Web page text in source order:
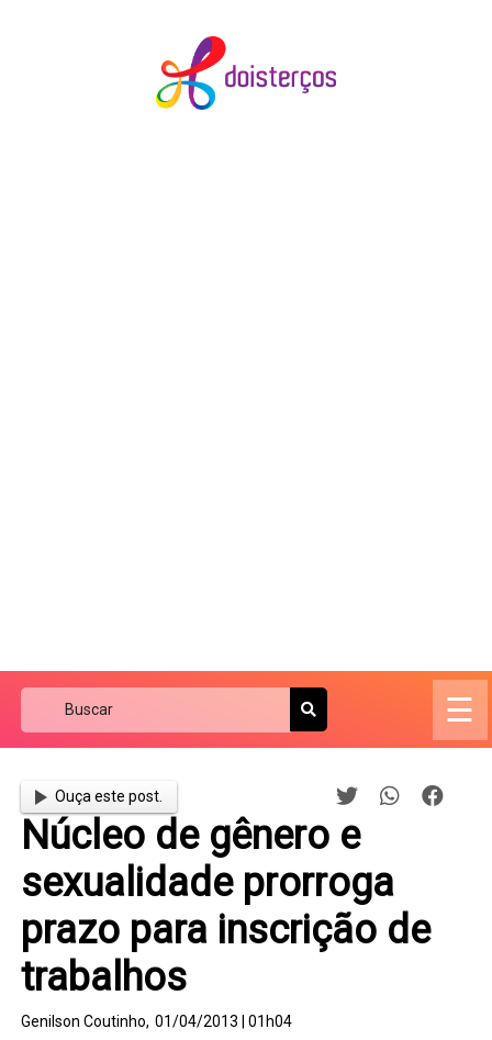
☰
Ouça este post.
Núcleo de gênero e
sexualidade prorroga
prazo para inscrição de
trabalhos
Genilson Coutinho, 01/04/2013 | 01h04